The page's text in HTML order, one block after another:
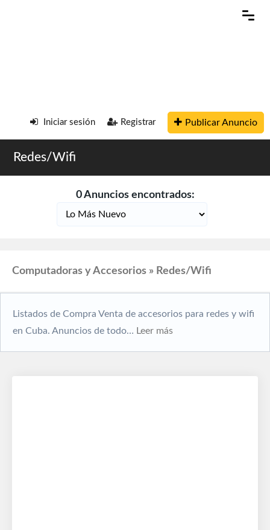
Iniciar sesión Registrar Publicar Anuncio
Redes/Wifi
0 Anuncios encontrados:
Computadoras y Accesorios » Redes/Wifi
Listados de Compra Venta de accesorios para redes y wifi
en Cuba. Anuncios de todo… Leer más